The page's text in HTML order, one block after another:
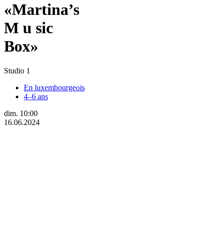
«Martina’s
M u sic
Box»
Studio 1
En luxembourgeois
4–6 ans
dim. 10:00
16.06.2024